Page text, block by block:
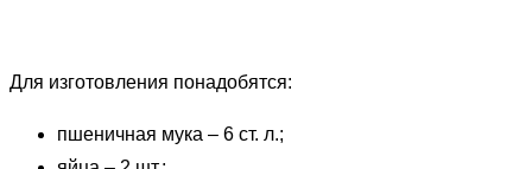
Для изготовления понадобятся:
пшеничная мука – 6 ст. л.;